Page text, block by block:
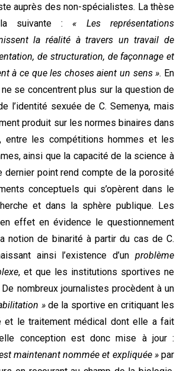
auprès des non-spécialistes. La thèse
la suivante :« Les représentations
la réalité à travers un travail de
de structuration, de façonnage et
à ce que les choses aient un sens ». En
se concentrent plus sur la question de
l’identité sexuée de C. Semenya, mais
produit sur les normes binaires dans
entre les compétitions hommes et les
ainsi que la capacité de la science à
dernier point rend compte de la porosité
conceptuels qui s’opèrent dans le
et dans la sphère publique. Les
effet en évidence le questionnement
notion de binarité à partir du cas de C.
ainsi l’existence d’un problème
, et que les institutions sportives ne
nombreux journalistes procèdent à un
»de la sportive en critiquant les
le traitement médical dont elle a fait
conception est donc mise à jour :
maintenant nommée et expliquée »par